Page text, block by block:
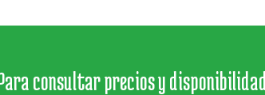
consultar precios y